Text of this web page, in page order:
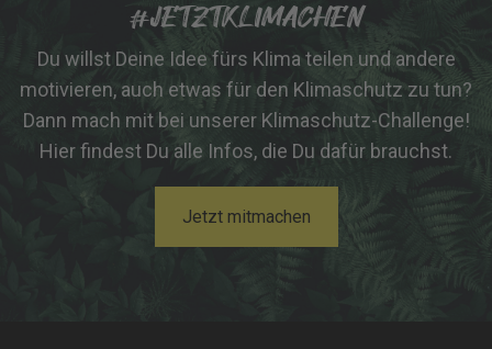
#JETZTKLIMACHEN
Du willst Deine Idee fürs Klima teilen und andere
motivieren, auch etwas für den Klimaschutz zu tun?
Dann mach mit bei unserer Klimaschutz-Challenge!
Hier findest Du alle Infos, die Du dafür brauchst.
Jetzt mitmachen